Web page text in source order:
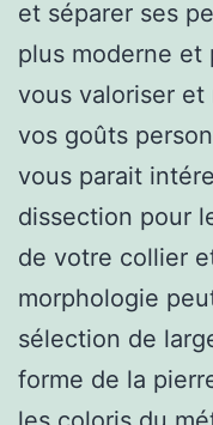
et séparer ses
plus moderne et
vous valoriser et
vos goûts
vous parait
dissection pour
de votre collier
morphologie
sélection de
forme de la